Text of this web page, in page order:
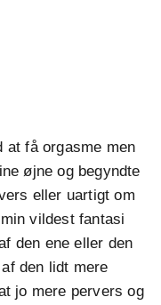
få orgasme men
øjne og begyndte
eller uartigt om
vildest fantasi
den ene eller den
den lidt mere
jo mere pervers og